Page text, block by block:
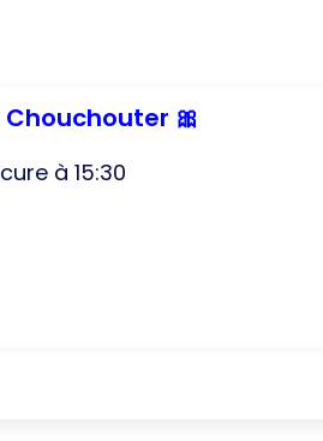
Chouchouter 🎀
à 15:30